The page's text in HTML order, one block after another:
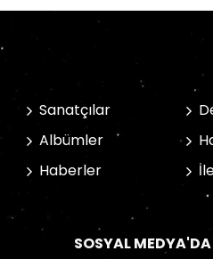
Sanatçılar
Albümler
Haberler
SOSYAL